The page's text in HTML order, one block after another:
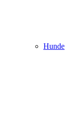
Hunde